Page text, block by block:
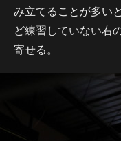
み立てることが多い
ど練習していない右
寄せる。